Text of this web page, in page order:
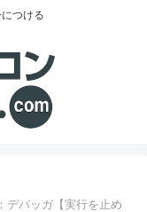
つける
デバッガ【実行を止め